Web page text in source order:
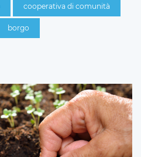
cooperativa di comunità
borgo